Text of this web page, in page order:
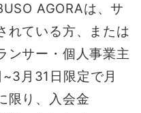
AGORAは、サ
れている方、または
ンサー・個人事業主
月31日限定で月
限り、入会金